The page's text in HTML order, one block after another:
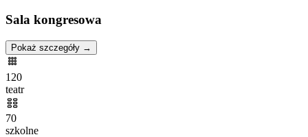
Sala kongresowa
Pokaż szczegóły →
120
teatr
70
szkolne